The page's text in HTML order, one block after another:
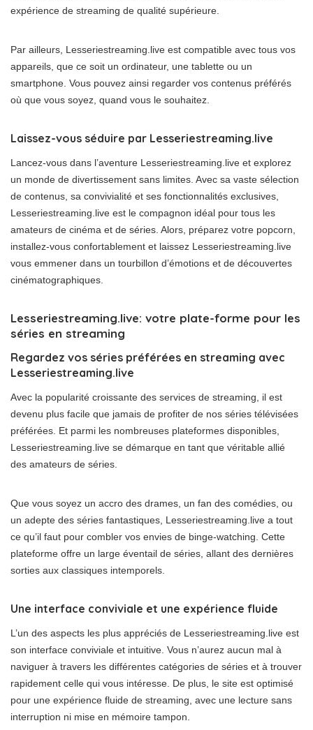
expérience de streaming de qualité supérieure.
Par ailleurs, Lesseriestreaming.live est compatible avec tous vos
appareils, que ce soit un ordinateur, une tablette ou un
smartphone. Vous pouvez ainsi regarder vos contenus préférés
où que vous soyez, quand vous le souhaitez.
Laissez-vous séduire par Lesseriestreaming.live
Lancez-vous dans l’aventure Lesseriestreaming.live et explorez
un monde de divertissement sans limites. Avec sa vaste sélection
de contenus, sa convivialité et ses fonctionnalités exclusives,
Lesseriestreaming.live est le compagnon idéal pour tous les
amateurs de cinéma et de séries. Alors, préparez votre popcorn,
installez-vous confortablement et laissez Lesseriestreaming.live
vous emmener dans un tourbillon d’émotions et de découvertes
cinématographiques.
Lesseriestreaming.live: votre plate-forme pour les
séries en streaming
Regardez vos séries préférées en streaming avec
Lesseriestreaming.live
Avec la popularité croissante des services de streaming, il est
devenu plus facile que jamais de profiter de nos séries télévisées
préférées. Et parmi les nombreuses plateformes disponibles,
Lesseriestreaming.live se démarque en tant que véritable allié
des amateurs de séries.
Que vous soyez un accro des drames, un fan des comédies, ou
un adepte des séries fantastiques, Lesseriestreaming.live a tout
ce qu’il faut pour combler vos envies de binge-watching. Cette
plateforme offre un large éventail de séries, allant des dernières
sorties aux classiques intemporels.
Une interface conviviale et une expérience fluide
L’un des aspects les plus appréciés de Lesseriestreaming.live est
son interface conviviale et intuitive. Vous n’aurez aucun mal à
naviguer à travers les différentes catégories de séries et à trouver
rapidement celle qui vous intéresse. De plus, le site est optimisé
pour une expérience fluide de streaming, avec une lecture sans
interruption ni mise en mémoire tampon.